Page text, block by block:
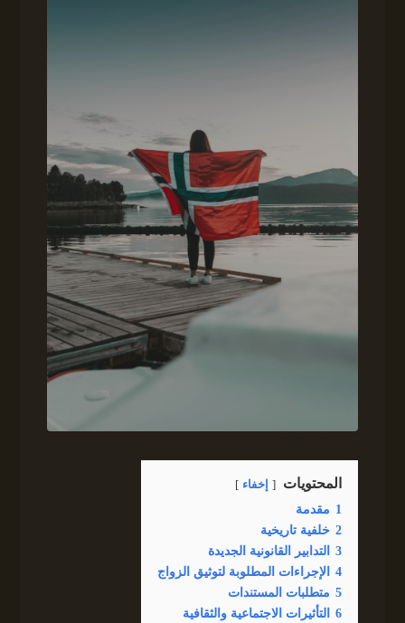
المحتويات إخفاء
1 مقدمة
2 خلفية تاريخية
3
التدابير القانونية الجديدة
4
الإجراءات المطلوبة لتوثيق الزواج
5 متطلبات المستندات
6
التأثيرات الاجتماعية والثقافية